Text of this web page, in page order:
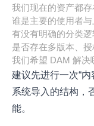
我们现在的资产都
谁是主要的使用者
有没有明确的分类逻
是否存在多版本、
我们希望 DAM 解决
建议先进行一次“
系统导入的结构，
能。